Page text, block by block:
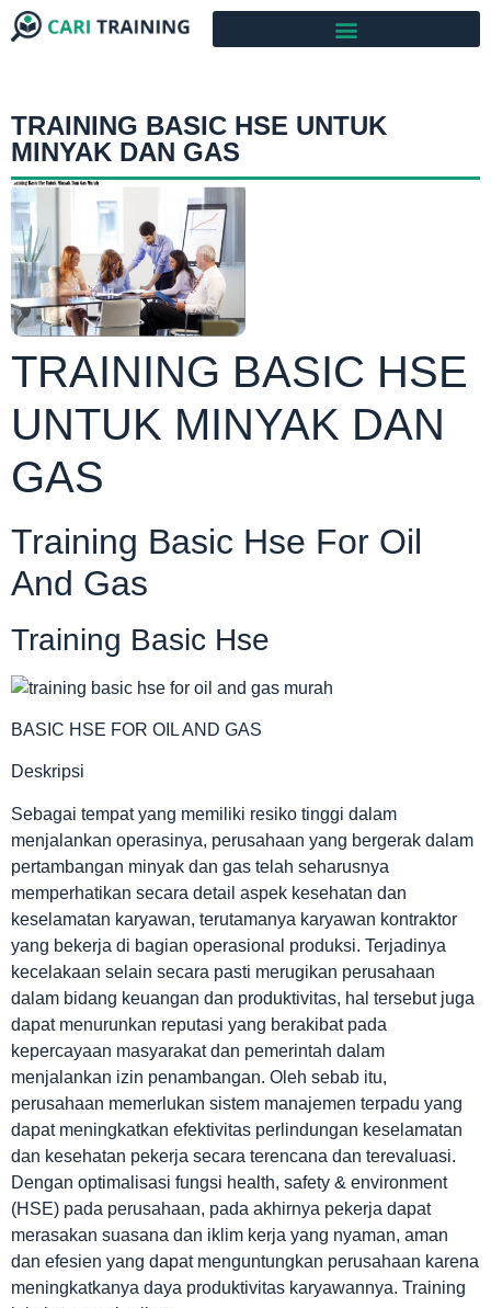
TRAINING BASIC HSE UNTUK
MINYAK DAN GAS
TRAINING BASIC HSE
UNTUK MINYAK DAN
GAS
Training Basic Hse For Oil
And Gas
Training Basic Hse
BASIC HSE FOR OIL AND GAS
Deskripsi
Sebagai tempat yang memiliki resiko tinggi dalam
menjalankan operasinya, perusahaan yang bergerak dalam
pertambangan minyak dan gas telah seharusnya
memperhatikan secara detail aspek kesehatan dan
keselamatan karyawan, terutamanya karyawan kontraktor
yang bekerja di bagian operasional produksi. Terjadinya
kecelakaan selain secara pasti merugikan perusahaan
dalam bidang keuangan dan produktivitas, hal tersebut juga
dapat menurunkan reputasi yang berakibat pada
kepercayaan masyarakat dan pemerintah dalam
menjalankan izin penambangan. Oleh sebab itu,
perusahaan memerlukan sistem manajemen terpadu yang
dapat meningkatkan efektivitas perlindungan keselamatan
dan kesehatan pekerja secara terencana dan terevaluasi.
Dengan optimalisasi fungsi health, safety & environment
(HSE) pada perusahaan, pada akhirnya pekerja dapat
merasakan suasana dan iklim kerja yang nyaman, aman
dan efesien yang dapat menguntungkan perusahaan karena
meningkatkanya daya produktivitas karyawannya. Training